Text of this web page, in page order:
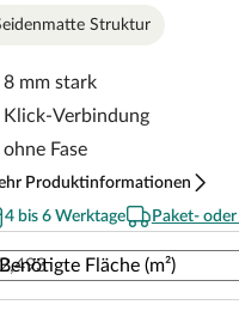
Struktur
8 mm stark
Klick-Verbindung
ohne Fase
Produktinformationen
4 bis 6 Werktage
Paket-
Benötigte Fläche (m²)